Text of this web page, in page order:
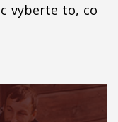
vyberte to, co